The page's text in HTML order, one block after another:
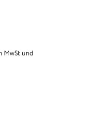
MwSt und